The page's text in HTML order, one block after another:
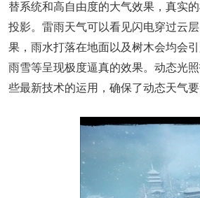
替系统和高自由度的大气效果，真实
投影。雷雨天气可以看见闪电穿过云
果，雨水打落在地面以及树木会均会
雨雪等呈现极度逼真的效果。动态光
些最新技术的运用，确保了动态天气